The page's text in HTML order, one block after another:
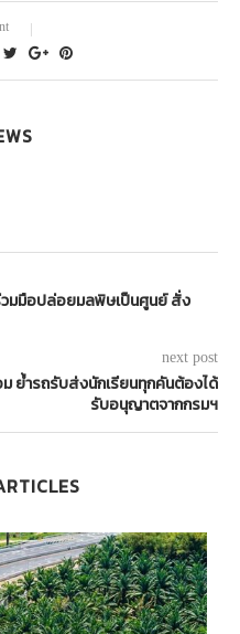
วมมือปล่อยมลพิษเป็นศูนย์ สั่ง
next post
ย้ำรถรับส่งนักเรียนทุกคันต้องได้
รับอนุญาตจากกรมฯ